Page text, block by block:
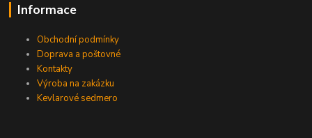
Informace
Obchodní podmínky
Doprava a poštovné
Kontakty
Výroba na zakázku
Kevlarové sedmero